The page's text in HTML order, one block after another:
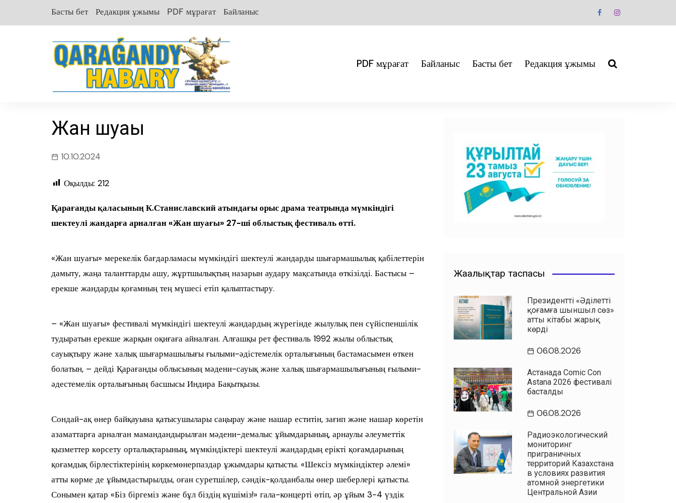
Басты бет Редакция ұжымы PDF мұрағат Байланыс
PDF мұрағат Байланыс Басты бет Редакция ұжымы
Жан шуағы
10.10.2024
Оқылды: 212
Қарағанды қаласының К.Станиславский атындағы орыс драма театрында мүмкіндігі
шектеулі жандарға арналған «Жан шуағы» 27-ші облыстық фестиваль өтті.
«Жан шуағы» мерекелік бағдарламасы мүмкіндігі шектеулі жандарды шығармашылық қабілеттерін
дамыту, жаңа таланттарды ашу, жұртшылықтың назарын аудару мақсатында өткізілді. Бастысы –
ерекше жандарды қоғамның тең мүшесі етіп қалыптастыру.
– «Жан шуағы» фестивалі мүмкіндігі шектеулі жандардың жүрегінде жылулық пен сүйіспеншілік
тудыратын ерекше жарқын оқиғаға айналған. Алғашқы рет фестиваль 1992 жылы облыстық
сауықтыру және халық шығармашылығы ғылыми-әдістемелік орталығының бастамасымен өткен
болатын, – дейді Қарағанды облысының мәдени-сауық және халық шығармашылығының ғылыми-
әдестемелік орталығының басшысы Индира Бақытқызы.
Сондай-ақ өнер байқауына қатысушылары саңырау және нашар еститін, зағип және нашар көретін
азаматтарға арналған мамандандырылған мәдени-демалыс ұйымдарының, арнаулы әлеуметтік
қызметтер көрсету орталықтарының, мүмкіндіктері шектеулі жандардың ерікті қоғамдарының
қоғамдық бірлестіктерінің көркемөнерпаздар ұжымдары қатысты. «Шексіз мүмкіндіктер әлемі»
атты көрме де ұйымдастырылды, оған суретшілер, сәндік-қолданбалы өнер шеберлері қатысты.
Сонымен қатар «Біз біргеміз және бұл біздің күшіміз!» гала-концерті өтіп, әр ұйым 3-4 үздік
Жаңалықтар таспасы
Президенттің «Әділетті
қоғамға шыншыл сөз»
атты кітабы жарық
көрді
06.08.2026
Астанада Comic Con
Astana 2026 фестивалі
басталды
06.08.2026
Радиоэкологический
мониторинг
приграничных
территорий Казахстана
в условиях развития
атомной энергетики
Центральной Азии